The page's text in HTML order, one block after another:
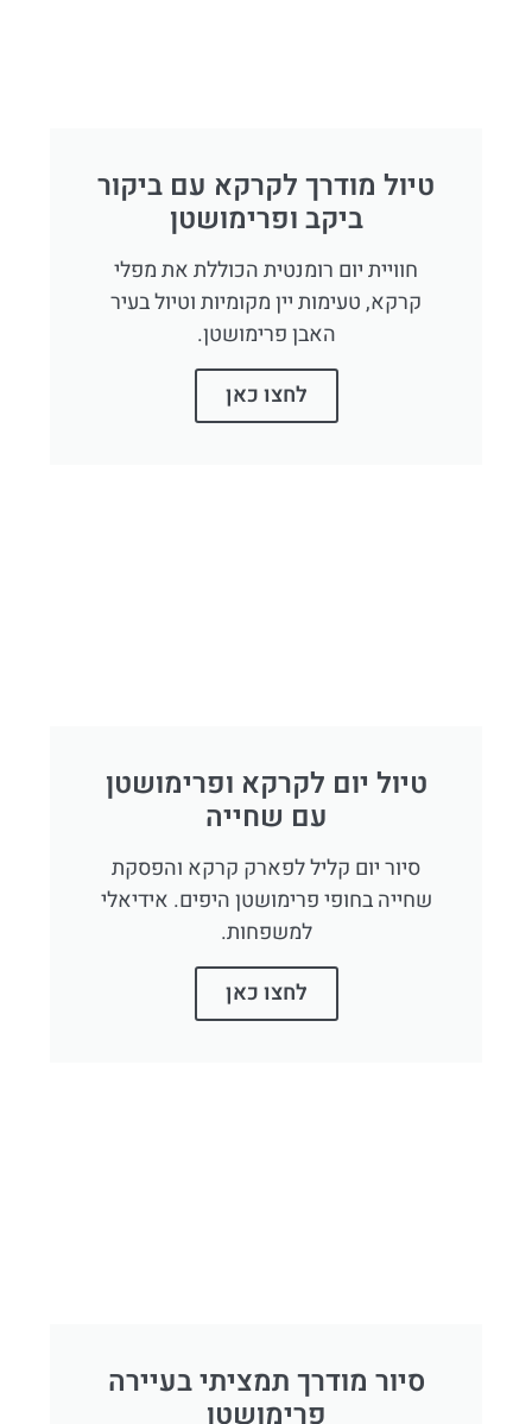
טיול מודרך לקרקא עם ביקור
ביקב ופרימושטן
חוויית יום רומנטית הכוללת את מפלי
קרקא, טעימות יין מקומיות וטיול בעיר
האבן פרימושטן.
לחצו כאן
טיול יום לקרקא ופרימושטן
עם שחייה
סיור יום קליל לפארק קרקא והפסקת
שחייה בחופי פרימושטן היפים. אידיאלי
למשפחות.
לחצו כאן
סיור מודרך תמציתי בעיירה
פרימושטן